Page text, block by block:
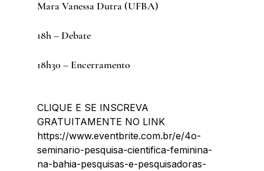
Mara Vanessa Dutra (UFBA)
18h – Debate
18h30 – Encerramento
CLIQUE E SE INSCREVA
GRATUITAMENTE NO LINK
https://www.eventbrite.com.br/e/4o-
seminario-pesquisa-cientifica-feminina-
na-bahia-pesquisas-e-pesquisadoras-